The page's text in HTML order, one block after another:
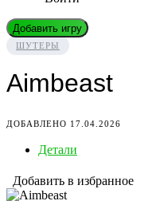
Добавить игру
ШУТЕРЫ
Aimbeast
ДОБАВЛЕНО 17.04.2026
Детали
Добавить в избранное